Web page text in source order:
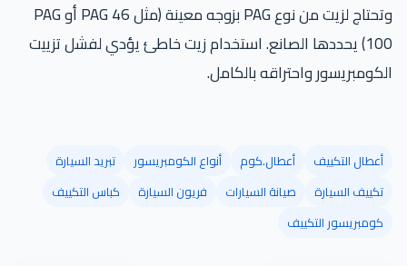
وتحتاج لزيت من نوع PAG بزوجه معينة (مثل PAG 46 أو PAG
100) يحددها الصانع. استخدام زيت خاطئ يؤدي لفشل تزييت
الكومبريسور واحتراقه بالكامل.
أعطال التكييف أعطال.كوم أنواع الكومبريسور
تبريد السيارة
تكييف السيارة
صيانة السيارات فريون السيارة
كباس التكييف
كومبريسور التكييف